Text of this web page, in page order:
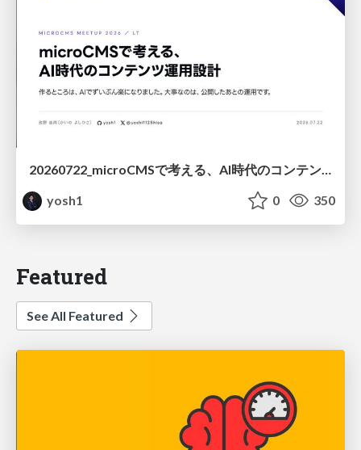
20260722_microCMSで考える、AI時代のコンテンツ運用設計
yosh1
0 350
Featured
See All Featured